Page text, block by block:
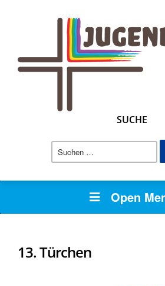
SUCHE
Suchen
Open
13. Türchen